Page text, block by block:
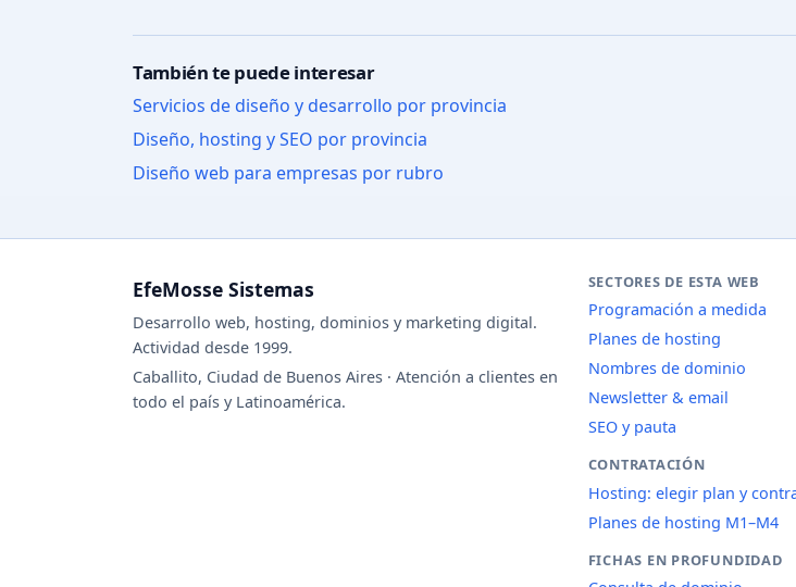
También te puede interesar
Servicios de diseño y desarrollo por provincia
Diseño, hosting y SEO por provincia
Diseño web para empresas por rubro
EfeMosse Sistemas
Desarrollo web, hosting, dominios y marketing digital.
Actividad desde 1999.
Caballito, Ciudad de Buenos Aires · Atención a clientes en
todo el país y Latinoamérica.
SECTORES DE ESTA WEB
Programación a medida
Planes de hosting
Nombres de dominio
Newsletter & email
SEO y pauta
CONTRATACIÓN
Hosting: elegir plan y
Planes de hosting M1–M4
FICHAS EN PROFUNDIDAD